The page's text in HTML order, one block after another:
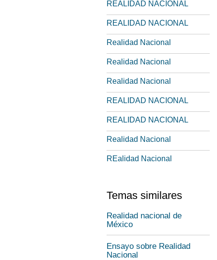
REALIDAD NACIONAL
REALIDAD NACIONAL
Realidad Nacional
Realidad Nacional
Realidad Nacional
REALIDAD NACIONAL
REALIDAD NACIONAL
Realidad Nacional
REalidad Nacional
Temas similares
Realidad nacional de
México
Ensayo sobre Realidad
Nacional